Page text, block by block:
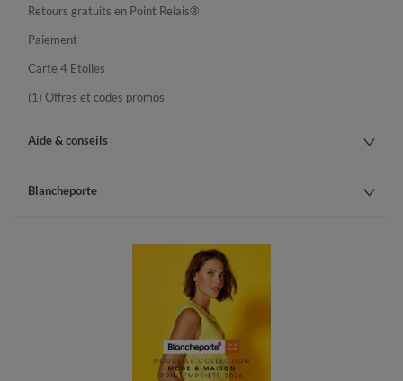
Retours gratuits en Point Relais®
Paiement
Carte 4 Etoiles
(1) Offres et codes promos
Aide & conseils
Blancheporte